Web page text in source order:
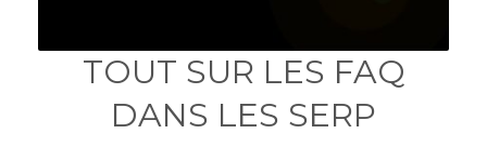
TOUT SUR LES FAQ
DANS LES SERP